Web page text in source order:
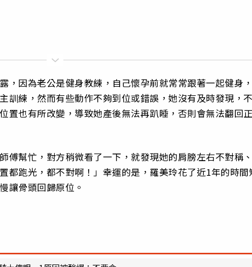
，因為老公是健身教練，自己懷孕前就常常跟著一起健身
訓練，然而有些動作不夠到位或錯誤，她沒有及時發現，
置也有所改變，導致她產後無法再趴睡，否則會無法翻回
傅幫忙，對方稍微看了一下，就發現她的肩膀左右不對稱
都跑光，都不對啊！」幸運的是，羅美玲花了近1年的時間
讓骨頭回歸原位。